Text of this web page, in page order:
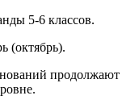
5-6 классов.
(октябрь).
продолжают